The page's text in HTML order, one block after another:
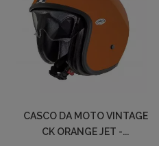
CASCO DA MOTO VINTAGE
CK ORANGE JET -...